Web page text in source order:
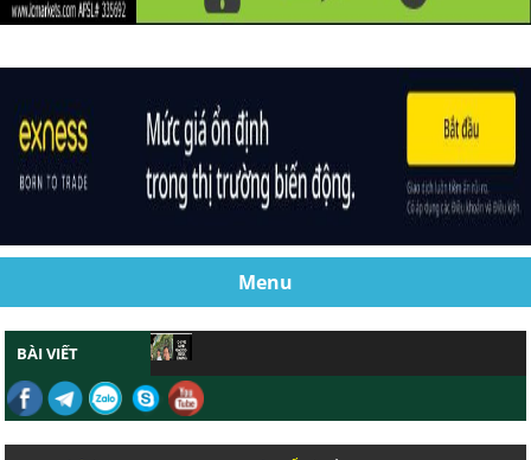
Menu
BÀI VIẾT CHỨNG MINH GIAO DỊCH FOREX SCALPNG